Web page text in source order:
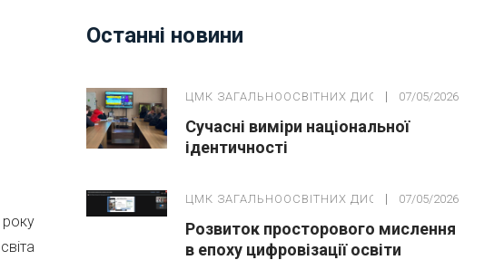
року
Останні новини
ЦМК ЗАГАЛЬНООСВІТНИХ ДИСЦИПЛІН07/05/2026
Сучасні виміри національної
ідентичності
ЦМК ЗАГАЛЬНООСВІТНИХ ДИСЦИПЛІН07/05/2026
Розвиток просторового мислення
в епоху цифровізації освіти